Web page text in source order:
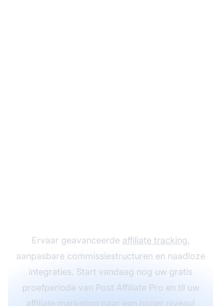
Ervaar geavanceerde affiliate tracking,
aanpasbare commissiestructuren en naadloze
integraties. Start vandaag nog uw gratis
proefperiode van Post Affiliate Pro en til uw
affiliate marketing naar een hoger niveau!